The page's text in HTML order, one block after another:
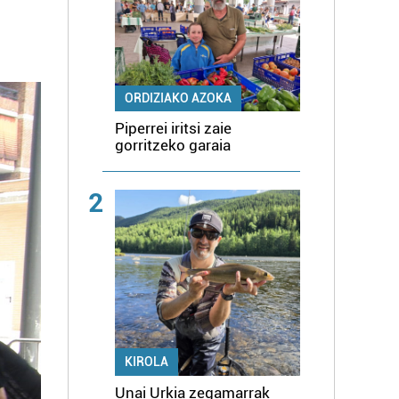
ORDIZIAKO AZOKA
Piperrei iritsi zaie
gorritzeko garaia
2
KIROLA
Unai Urkia zegamarrak